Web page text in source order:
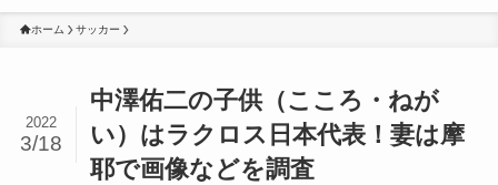
ホーム サッカー
中澤佑二の子供（こころ・ねが
い）はラクロス日本代表！妻は摩
耶で画像などを調査
2022
3/18